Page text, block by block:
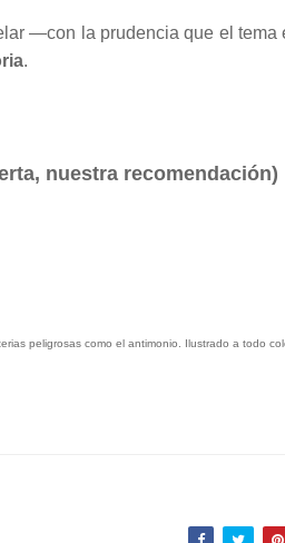
—con la prudencia que el tema
.
nuestra recomendación)
peligrosas como el antimonio. Ilustrado a todo